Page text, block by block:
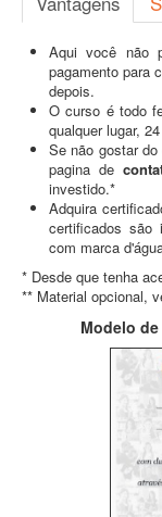
Aqui você não
pagamento para
depois.
O curso é todo
qualquer lugar,
Se não gostar
pagina de
investido.*
Adquira
certificados são
com marca
* Desde que tenha
** Material opcional,
Modelo